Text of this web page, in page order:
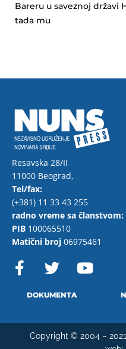
Bareru u saveznoj državi
tada mu
Resavska 28/II
11000 Beograd,
Tel/fax:
(+381) 11 33 43 255
radno vreme sa članstvom:
PIB 100065510
Matični broj 06975461
F
a
o
w
t
e
r
o
b
e
DOKUMENTA
Copyright © 2004 –